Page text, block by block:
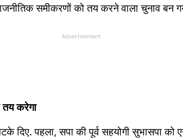
समीकरणों को तय करने वाला चुनाव बन
Advertisement
तय करेगा
दिए. पहला, सपा की पूर्व सहयोगी सुभासपा को